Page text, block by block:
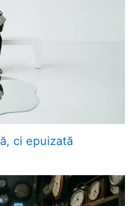
ci epuizată